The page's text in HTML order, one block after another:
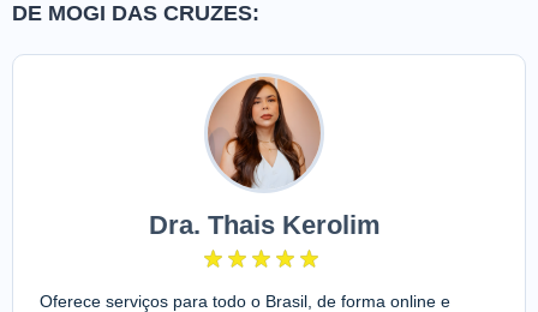
DE MOGI DAS CRUZES:
Dra. Thais Kerolim
Oferece serviços para todo o Brasil, de forma online e